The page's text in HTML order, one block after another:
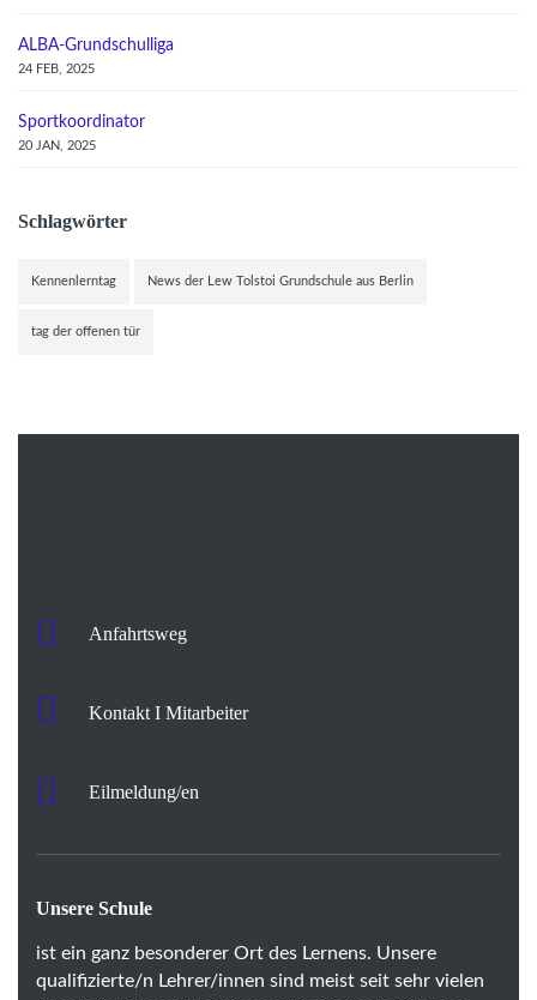
ALBA-Grundschulliga
24 FEB, 2025
Sportkoordinator
20 JAN, 2025
Schlagwörter
Kennenlerntag News der Lew Tolstoi Grundschule aus Berlin
tag der offenen tür
Anfahrtsweg
Kontakt I Mitarbeiter
Eilmeldung/en
Unsere Schule
ist ein ganz besonderer Ort des Lernens. Unsere
qualifizierte/n Lehrer/innen sind meist seit sehr vielen